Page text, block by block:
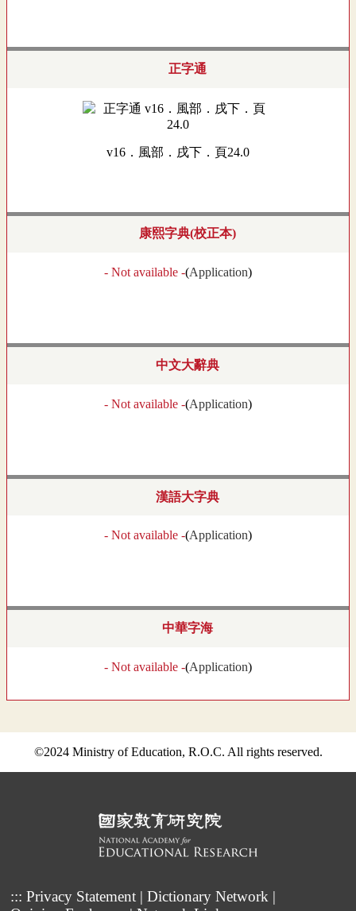
正字通
v16．風部．戌下．頁24.0
康熙字典(校正本)
- Not available -(Application)
中文大辭典
- Not available -(Application)
漢語大字典
- Not available -(Application)
中華字海
- Not available -(Application)
©2024 Ministry of Education, R.O.C. All rights reserved.
::: Privacy Statement| Dictionary Network |